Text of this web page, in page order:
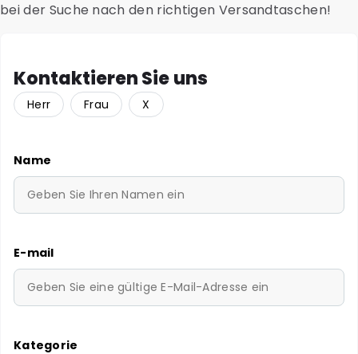
bei der Suche nach den richtigen Versandtaschen!
Kontaktieren Sie uns
Herr Frau X
Name
E-mail
Kategorie